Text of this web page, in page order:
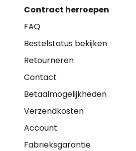
Contract herroepen
FAQ
Bestelstatus bekijken
Retourneren
Contact
Betaalmogelijkheden
Verzendkosten
Account
Fabrieksgarantie